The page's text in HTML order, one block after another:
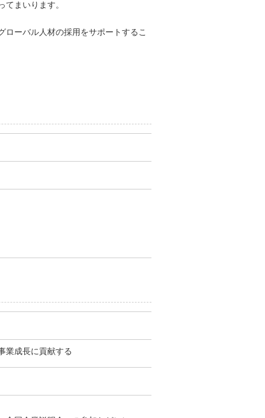
まいります。
ーバル人材の採用をサポートするこ
業成長に貢献する